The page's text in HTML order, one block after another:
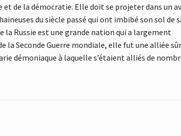
de la démocratie. Elle doit se projeter dans un
du siècle passé qui ont imbibé son sol de
la Russie est une grande nation qui a largement
la Seconde Guerre mondiale, elle fut une alliée
démoniaque à laquelle s’étaient alliés de